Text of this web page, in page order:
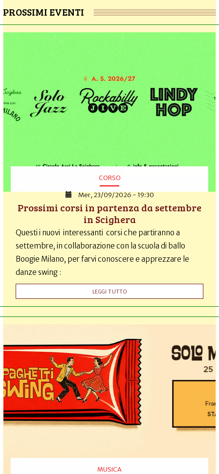
PROSSIMI EVENTI
CORSO
Mer, 23/09/2026 - 19:30
Prossimi corsi in partenza da settembre
in Scighera
Questi i nuovi interessanti corsi che partiranno a
settembre, in collaborazione con la scuola di ballo
Boogie Milano, per farvi conoscere e apprezzare le
danze swing :
LEGGI TUTTO
MUSICA